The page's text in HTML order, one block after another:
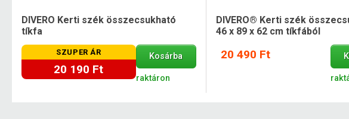
DIVERO Kerti szék összecsukható
tíkfa
SZUPER ÁR
20 190 Ft
Kosárba
raktáron
DIVERO® Kerti szék
46 x 89 x 62 cm tíkfából
20 490 Ft